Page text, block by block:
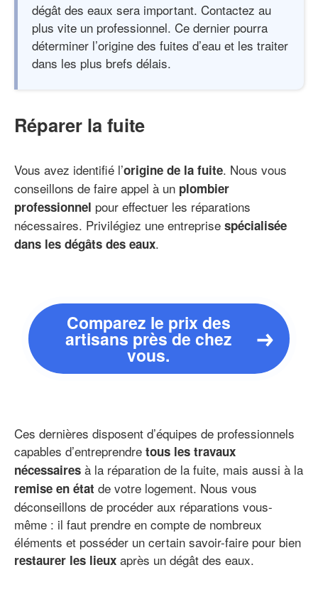
dégât des eaux sera important. Contactez au
plus vite un professionnel. Ce dernier pourra
déterminer l’origine des fuites d’eau et les traiter
dans les plus brefs délais.
Réparer la fuite
Vous avez identifié l’origine de la fuite. Nous vous
conseillons de faire appel à un plombier
professionnel pour effectuer les réparations
nécessaires. Privilégiez une entreprise spécialisée
dans les dégâts des eaux.
Comparez le prix des
artisans près de chez
vous.
Ces dernières disposent d’équipes de professionnels
capables d’entreprendre tous les travaux
nécessaires à la réparation de la fuite, mais aussi à la
remise en état de votre logement. Nous vous
déconseillons de procéder aux réparations vous-
même : il faut prendre en compte de nombreux
éléments et posséder un certain savoir-faire pour bien
restaurer les lieux après un dégât des eaux.